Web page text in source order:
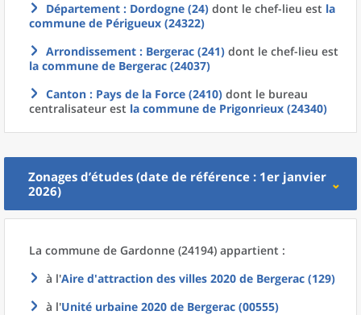
Département : Dordogne (24) dont le chef-lieu est la
commune de Périgueux (24322)
Arrondissement : Bergerac (241) dont le chef-lieu est
la commune de Bergerac (24037)
Canton : Pays de la Force (2410) dont le bureau
centralisateur est la commune de Prigonrieux (24340)
Zonages d’études (date de référence : 1er janvier
2026)
La commune de Gardonne (24194) appartient :
à l'Aire d'attraction des villes 2020 de Bergerac (129)
à l'Unité urbaine 2020 de Bergerac (00555)